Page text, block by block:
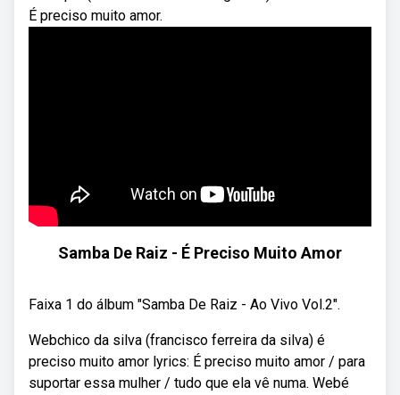
É preciso muito amor.
Samba De Raiz - É Preciso Muito Amor
Faixa 1 do álbum "Samba De Raiz - Ao Vivo Vol.2".
Webchico da silva (francisco ferreira da silva) é
preciso muito amor lyrics: É preciso muito amor / para
suportar essa mulher / tudo que ela vê numa. Webé